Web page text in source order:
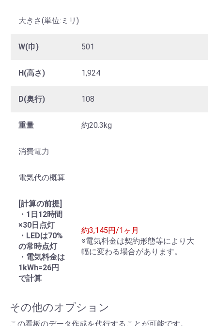
大きさ(単位:ミリ)
W(巾) 501
H(高さ) 1,924
D(奥行) 108
重量 約20.3kg
消費電力
電気代の概算
[計算の前提]
・1日12時間
×30日点灯
・LEDは70%
の常時点灯
・電気料金は
1kWh=26円
で計算
約3,145円/1ヶ月
※電気料金は契約形態等により大
幅に変わる場合があります。
その他のオプション
この看板のデータ作成を代行することが可能です。